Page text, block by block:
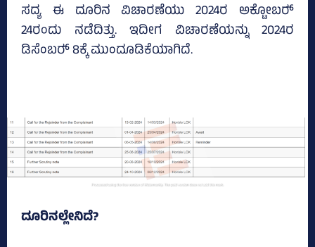
ಸದ್ಯ ಈ ದೂರಿನ ವಿಚಾರಣೆಯು 2024ರ ಅಕ್ಟೋಬರ್‍‌
24ರಂದು ನಡೆದಿತ್ತು. ಇದೀಗ ವಿಚಾರಣೆಯನ್ನು 2024ರ
ಡಿಸೆಂಬರ್‍‌ 8ಕ್ಕೆ ಮುಂದೂಡಿಕೆಯಾಗಿದೆ.
ದೂರಿನಲ್ಲೇನಿದೆ?